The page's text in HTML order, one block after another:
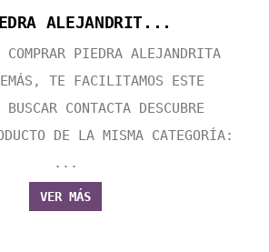
ALEJANDRIT...
COMPRAR PIEDRA ALEJANDRITA
TE FACILITAMOS ESTE
BUSCAR CONTACTA DESCUBRE
DE LA MISMA CATEGORÍA:
...
VER MÁS